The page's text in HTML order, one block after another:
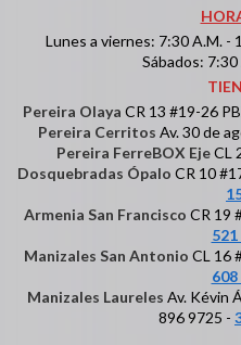
Lunes a viernes: 7:30 A.M. -
Sábados:
Pereira Olaya CR 13 #19-26
Pereira Cerritos Av. 30 de
Pereira FerreBOX EjeCL
Dosquebradas Ópalo CR 10
Armenia San Francisco CR 19
521
Manizales San Antonio CL 16
608
Manizales Laureles Av. Kévin
896 9725 -